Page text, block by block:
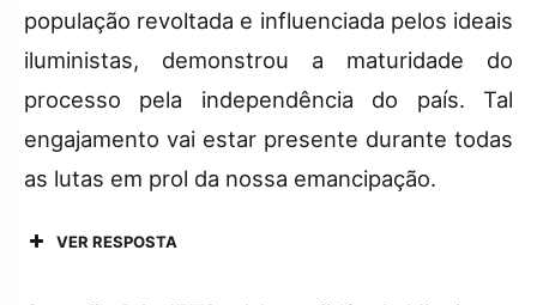
população revoltada e influenciada pelos ideais
iluministas, demonstrou a maturidade do
processo pela independência do país. Tal
engajamento vai estar presente durante todas
as lutas em prol da nossa emancipação.
VER RESPOSTA